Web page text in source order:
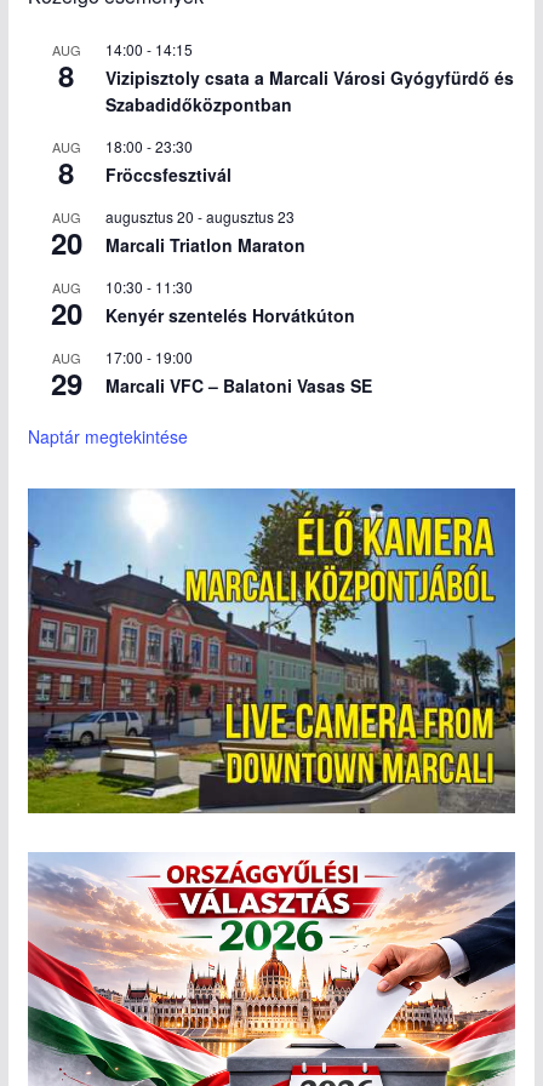
AUG
8
14:00 - 14:15
Vizipisztoly csata a Marcali Városi Gyógyfürdő és
Szabadidőközpontban
AUG
8
18:00 -23:30
Fröccsfesztivál
AUG
20
augusztus 20 -augusztus 23
Marcali Triatlon Maraton
AUG
20
10:30 - 11:30
Kenyér szentelés Horvátkúton
AUG
29
17:00 - 19:00
Marcali VFC – Balatoni Vasas SE
Naptár megtekintése